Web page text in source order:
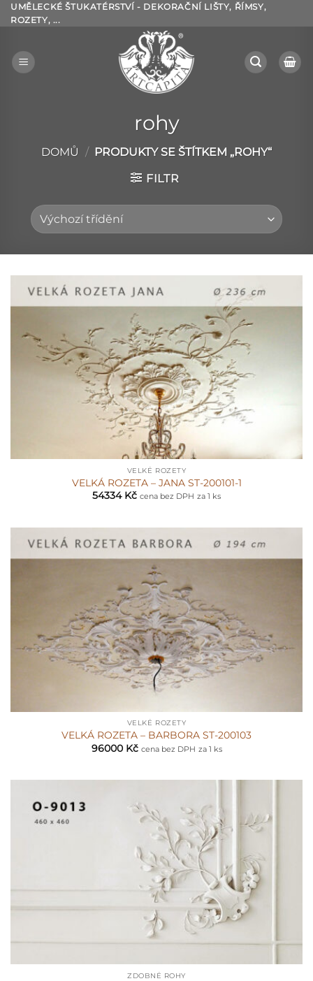
Přeskočit
na
UMĚLECKÉ ŠTUKATÉRSTVÍ - DEKORAČNÍ LIŠTY, ŘÍMSY,
ROZETY, ...
rohy
DOMŮ /
PRODUKTY SE ŠTÍTKEM „ROHY“
FILTR
VELKÉ ROZETY
VELKÁ ROZETA – JANA ST-200101-1
54334 Kč cena bez DPH za 1 ks
VELKÉ ROZETY
VELKÁ ROZETA – BARBORA ST-200103
96000 Kč cena bez DPH za 1 ks
ZDOBNÉ ROHY